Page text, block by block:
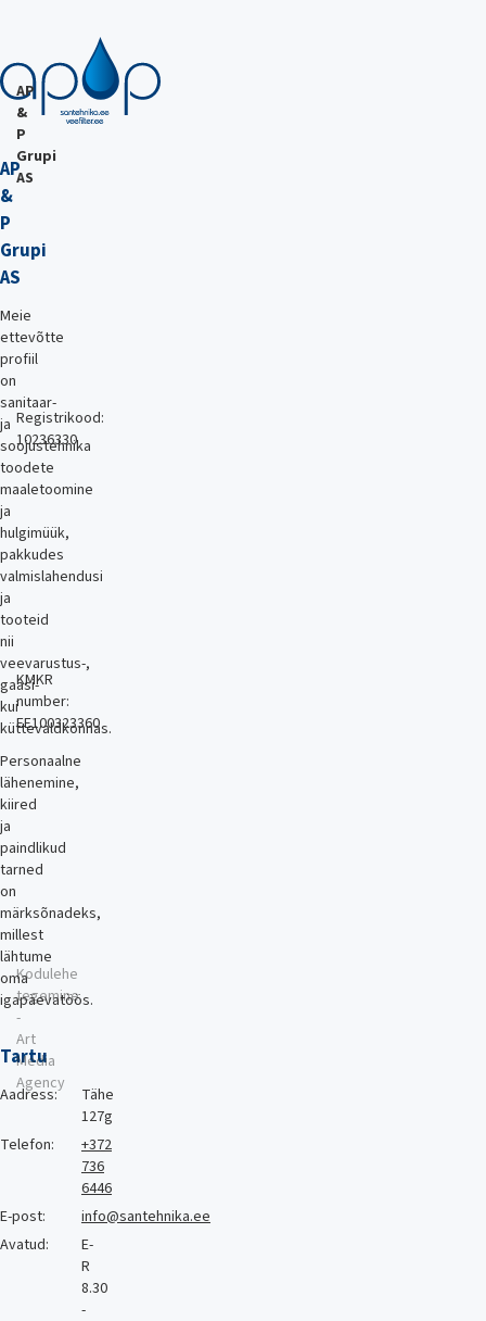
AP
&
P
Grupi
AS
Meie
ettevõtte
profiil
on
sanitaar-
ja
soojustehnika
toodete
maaletoomine
ja
hulgimüük,
pakkudes
valmislahendusi
ja
tooteid
nii
veevarustus-,
gaasi-
kui
küttevaldkonnas.
Personaalne
lähenemine,
kiired
ja
paindlikud
tarned
on
märksõnadeks,
millest
lähtume
oma
igapäevatöös.
Tartu
Aadress:
Tähe
127g
Telefon:
+372
736
6446
E-post:
info@santehnika.ee
Avatud:
E-
R
8.30
-
AP
&
P
Grupi
AS
Registrikood:
10236330
KMKR
number:
EE100323360
Kodulehe
tegemine
-
Art
Media
Agency